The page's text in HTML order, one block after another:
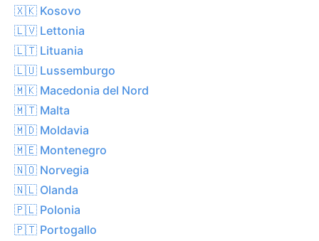
🇽🇰 Kosovo
🇱🇻 Lettonia
🇱🇹 Lituania
🇱🇺 Lussemburgo
🇲🇰 Macedonia del Nord
🇲🇹 Malta
🇲🇩 Moldavia
🇲🇪 Montenegro
🇳🇴 Norvegia
🇳🇱 Olanda
🇵🇱 Polonia
🇵🇹 Portogallo